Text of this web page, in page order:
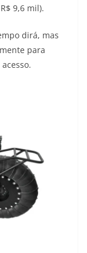
9,6 mil).
dirá, mas
para